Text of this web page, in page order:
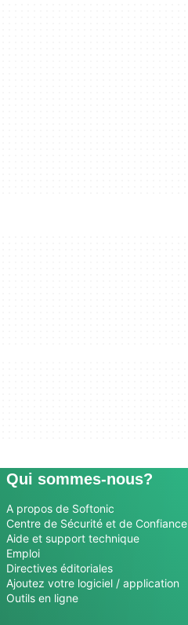
Qui sommes-nous?
A propos de Softonic
Centre de Sécurité et de Confiance
Aide et support technique
Emploi
Directives éditoriales
Ajoutez votre logiciel / application
Outils en ligne